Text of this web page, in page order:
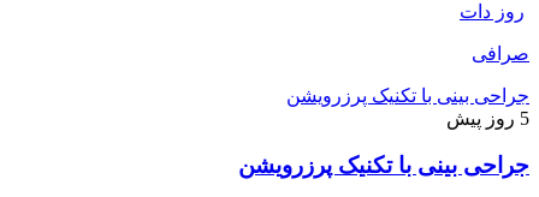
روز دات
صرافی
جراحی بینی با تکنیک پرزرویشن
5 روز پیش
جراحی بینی با تکنیک پرزرویشن